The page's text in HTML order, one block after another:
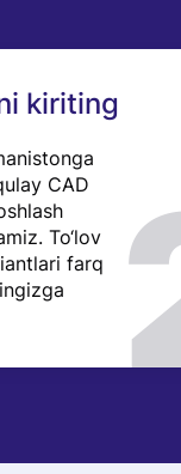
kiriting
CAD
To‘lov
farq